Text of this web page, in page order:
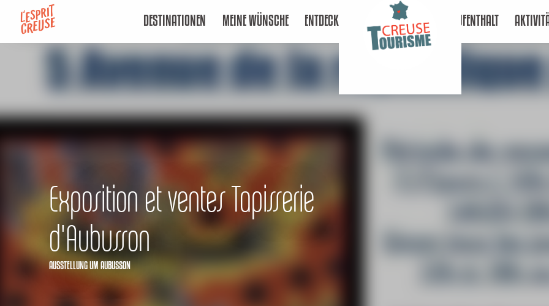
contenu
DESTINATIONEN MEINE WÜNSCHE ENTDECKEN AUFENTHALT
Exposition et ventes Tapisserie
d'Aubusson
AUSSTELLUNGUM AUBUSSON